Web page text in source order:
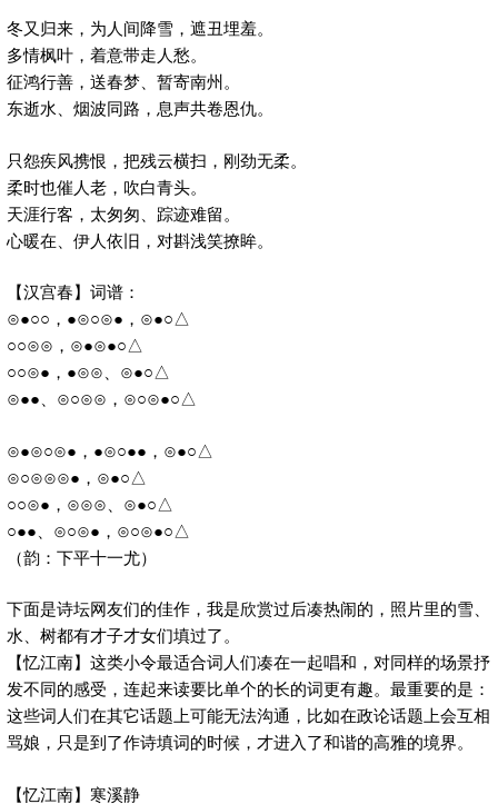
冬又归来，为人间降雪，遮丑埋羞。
多情枫叶，着意带走人愁。
征鸿行善，送春梦、暂寄南州。
东逝水、烟波同路，息声共卷恩仇。
只怨疾风携恨，把残云横扫，刚劲无柔。
柔时也催人老，吹白青头。
天涯行客，太匆匆、踪迹难留。
心暖在、伊人依旧，对斟浅笑撩眸。
【汉宫春】词谱：
⊙●○○，●⊙○⊙●，⊙●○△
○○⊙⊙，⊙●⊙●○△
○○⊙●，●⊙⊙、⊙●○△
⊙●●、⊙○⊙⊙，⊙○⊙●○△
⊙●⊙○⊙●，●⊙○●●，⊙●○△
⊙○⊙⊙⊙●，⊙●○△
○○⊙●，⊙⊙⊙、⊙●○△
○●●、⊙○⊙●，⊙○⊙●○△
（韵：下平十一尤）
下面是诗坛网友们的佳作，我是欣赏过后凑热闹的，照片里的雪、
水、树都有才子才女们填过了。
【忆江南】这类小令最适合词人们凑在一起唱和，对同样的场景抒
发不同的感受，连起来读要比单个的长的词更有趣。最重要的是：
这些词人们在其它话题上可能无法沟通，比如在政论话题上会互相
骂娘，只是到了作诗填词的时候，才进入了和谐的高雅的境界。
【忆江南】寒溪静